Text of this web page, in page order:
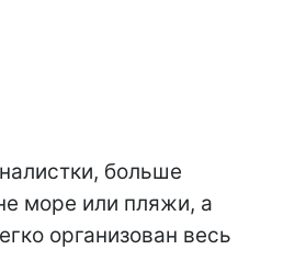
больше
море или пляжи, а
организован весь